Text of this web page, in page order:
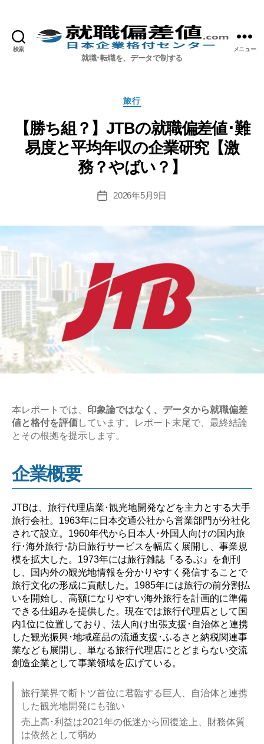
検索 就職偏差値.com【公式】
就職･転職を、データで制する
メニュー
カ
ゴ
リ
ー
旅行
【勝ち組？】JTBの就職偏差値･難
易度と平均年収の企業研究【激
務？やばい？】
投
2026年5月9日
本レポートでは、
印象論ではなく、データから就職偏差
値と格付を評価しています。レポート末尾で、最終結論
とその根拠を提示します。
企業概要
JTBは、旅行代理店業･観光地開発などを主力とする大手
旅行会社。1963年に日本交通公社から営業部門が分社化
されて設立。1960年代から日本人･外国人向けの国内旅
行･海外旅行･訪日旅行サービスを幅広く展開し、事業規
模を拡大した。1973年には旅行雑誌『るるぶ』を創刊
し、国内外の観光地情報を分かりやすく発信することで
旅行文化の形成に貢献した。1985年には旅行の前分割払
いを開始し、高額になりやすい海外旅行を計画的に準備
できる仕組みを提供した。現在では旅行代理店として国
内1位に位置しており、法人向け出張支援･自治体と連携
した観光振興･地域産品の流通支援･ふるさと納税関連事
業なども展開し、単なる旅行代理店にとどまらない交流
創造企業として事業領域を広げている。
旅行業界で断トツ首位に君臨する巨人、自治体と連携
した観光地開発にも強い
売上高･利益は2021年の低迷から回復途上、財務体質
は依然として弱め